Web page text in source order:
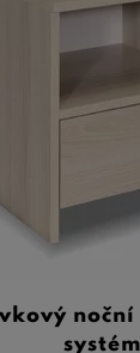
systém